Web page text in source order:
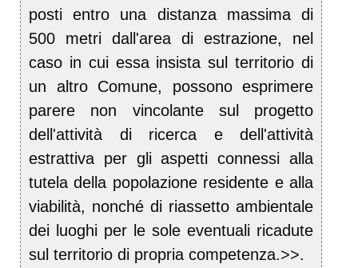
posti entro una distanza massima di
500 metri dall'area di estrazione, nel
caso in cui essa insista sul territorio di
un altro Comune, possono esprimere
parere non vincolante sul progetto
dell'attività di ricerca e dell'attività
estrattiva per gli aspetti connessi alla
tutela della popolazione residente e alla
viabilità, nonché di riassetto ambientale
dei luoghi per le sole eventuali ricadute
sul territorio di propria competenza.>>.